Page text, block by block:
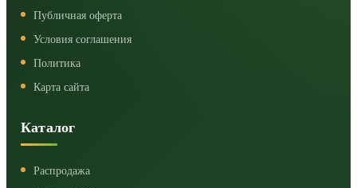
Публичная оферта
Условия соглашения
Политика
Карта сайта
Каталог
Распродажа